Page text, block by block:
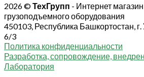
2026 ©ТехГрупп - Интернет
грузоподъемного оборудования
450103, Республика Башкортостан, г.
6/3
Политика конфиденциальности
Разработка, сопровождение,
Лаборатория